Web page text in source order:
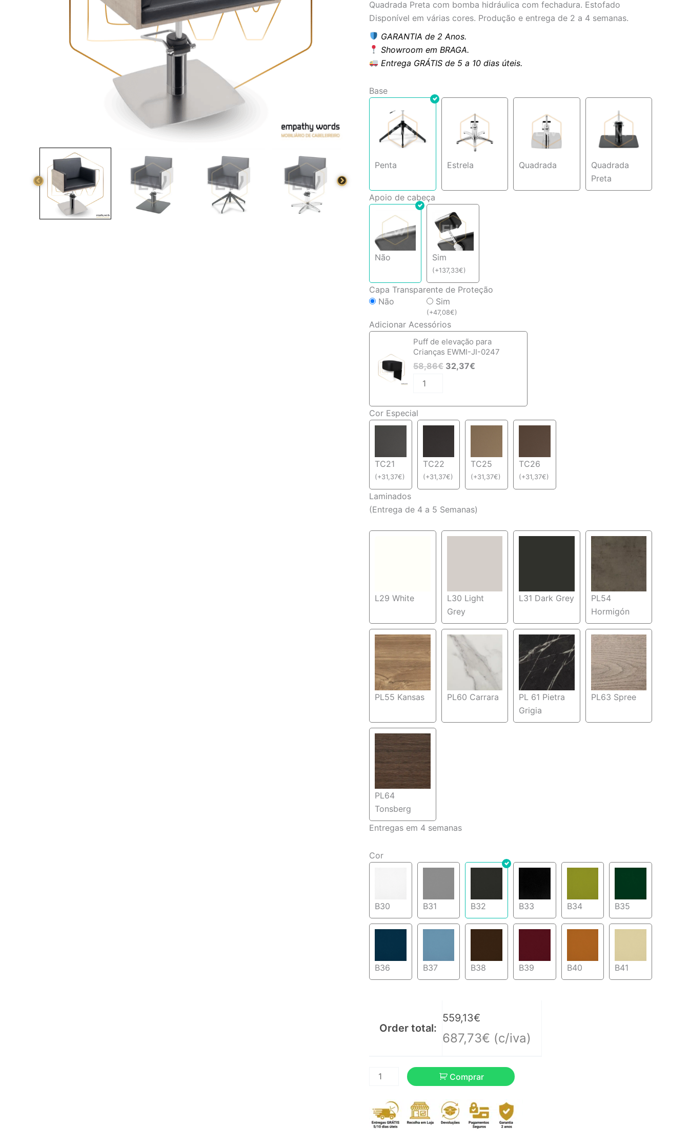
Quadrada Preta com bomba hidráulica com fechadura. Estofado
Disponível em várias cores. Produção e entrega de 2 a 4 semanas.
GARANTIA de 2 Anos.
Showroom em BRAGA.
Entrega GRÁTIS de 5 a 10 dias úteis.
Base
Penta Estrela Quadrada
Quadrada
Preta
Apoio de cabeça
Não Sim
(+137,33€)
Capa Transparente de Proteção
Não
Sim
(+47,08€)
Adicionar Acessórios
Puff de elevação para
Crianças EWMI-JI-0247
58,86€ 32,37€
Quantidade
de
Cadeira
de
Ewtk-
Cor Especial
TC21
(+31,37€)
TC22
(+31,37€)
TC25
(+31,37€)
TC26
(+31,37€)
Laminados
(Entrega de 4 a 5 Semanas)
L29 White
L30 Light
Grey
L31 Dark Grey
PL54
Hormigón
PL55 Kansas PL60 Carrara
PL 61 Pietra
Grigia
PL63 Spree
PL64
Tonsberg
Entregas em 4 semanas
Cor
B30 B31 B32 B33 B34 B35
B36 B37 B38 B39 B40 B41
Order total:
559,13€
687,73€ (c/iva)
Comprar